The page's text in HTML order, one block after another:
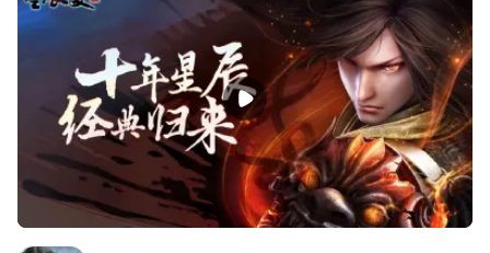
实机演示 图集(1/5)